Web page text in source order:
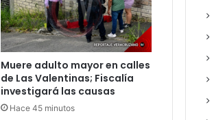
Muere adulto mayor en calles
de Las Valentinas; Fiscalía
investigará las causas
Hace 45 minutos